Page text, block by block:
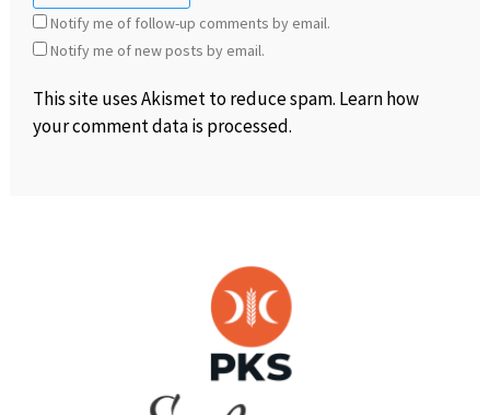
Notify me of follow-up comments by email.
Notify me of new posts by email.
This site uses Akismet to reduce spam. Learn how
your comment data is processed.